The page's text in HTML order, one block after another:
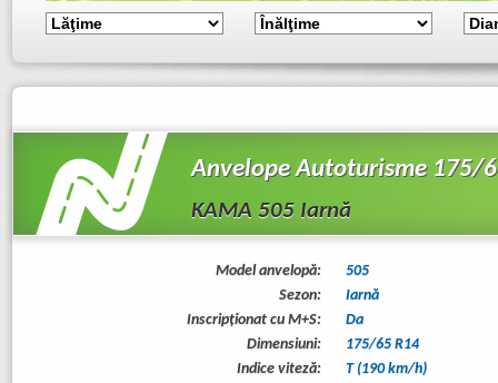
Anvelope Autoturisme 175/
KAMA 505 Iarnă
Model anvelopă:
505
Sezon:
Iarnă
Inscripționat cu M+S:
Da
Dimensiuni:
175/65 R14
Indice viteză:
T (190 km/h)